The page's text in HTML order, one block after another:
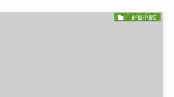
妊娠中期2